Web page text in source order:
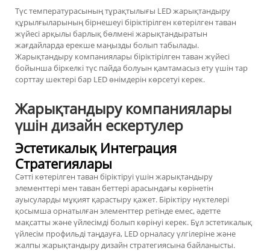
Түс температурасының тұрақтылығы LED жарықтандыру
құрылғыларының бірнешеуі біріктірілген көтерілген таван
жүйесі арқылы барлық бөлмені жарықтандыратын
жағдайларда ерекше маңызды болып табылады.
Жарықтандыру компаниялары біріктірілген таван жүйесі
бойынша біркелкі түс пайда болуын қамтамасыз ету үшін тар
сорттау шектері бар LED өнімдерін көрсетуі керек.
Жарықтандыру компаниялары
үшін дизайн ескертулер
Эстетикалық Интеграция
Стратегиялары
Сәтті көтерілген таван біріктіруі үшін жарықтандыру
элементтері мен таван беттері арасындағы көрінетін
ауысуларды мұқият қарастыру қажет. Біріктіру нүктелері
қосымша орнатылған элементтер ретінде емес, әдетте
мақсатты және үйлесімді болып көрінуі керек. Бұл эстетикалық
үйлесім профильді таңдауға, LED орналасу үлгілеріне және
жалпы жарықтандыру дизайн стратегиясына байланысты.